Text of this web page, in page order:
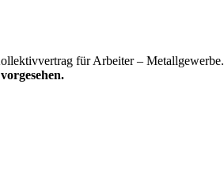
für Arbeiter – Metallgewerbe.